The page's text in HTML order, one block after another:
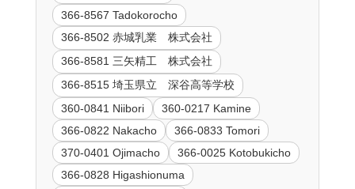
366-8567 Tadokorocho
366-8502 赤城乳業 株式会社
366-8581 三矢精工 株式会社
366-8515 埼玉県立 深谷高等学校
360-0841 Niibori
360-0217 Kamine
366-0822 Nakacho
366-0833 Tomori
370-0401 Ojimacho
366-0025 Kotobukicho
366-0828 Higashionuma